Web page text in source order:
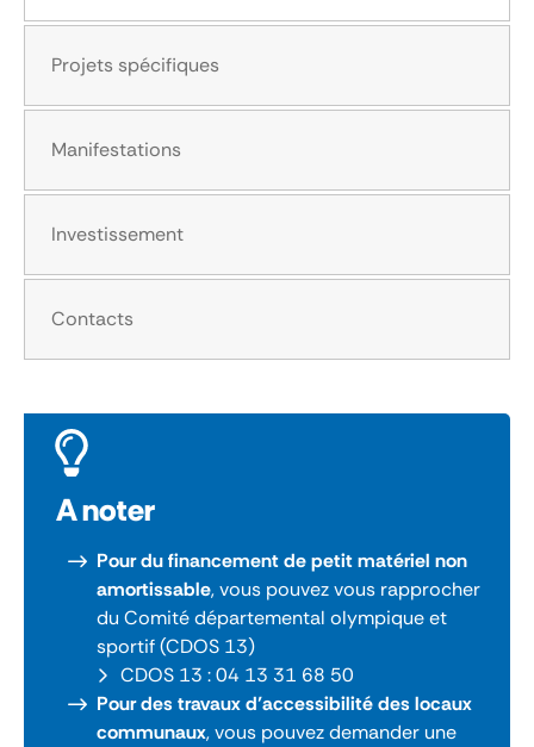
Projets spécifiques
Manifestations
Investissement
Contacts
A noter
Pour du financement de petit matériel non
amortissable, vous pouvez vous rapprocher
du Comité départemental olympique et
sportif (CDOS 13)
CDOS 13 : 04 13 31 68 50
Pour des travaux d’accessibilité des locaux
communaux, vous pouvez demander une